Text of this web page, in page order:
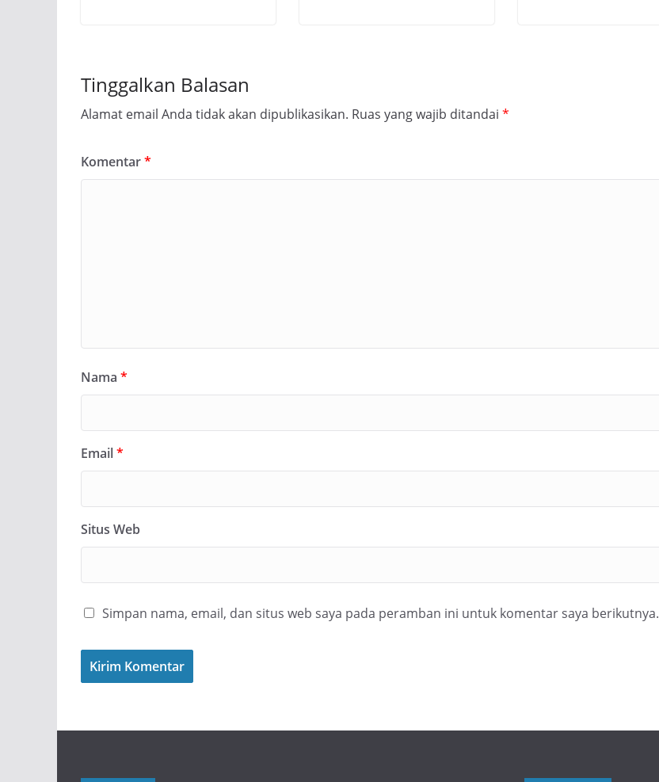
Tinggalkan Balasan
Alamat email Anda tidak akan dipublikasikan. Ruas yang wajib ditandai *
Komentar*
Nama *
Email*
Situs Web
Simpan nama, email, dan situs web saya pada peramban ini untuk komentar saya berikutnya.